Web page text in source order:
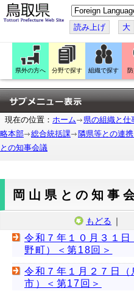
こ
の
ペ
ー
ジ
翻
訳
す
る
読み上げ 大
県外の方へ 分野で探す 組織で探す
現在の位置： ホーム 県の組織と仕
略本部
総合統括課 隣県等との連
との知事会議
岡山県との知事
もどる ｜
令和７年１０月３１日
野町）＜第18回＞
令和７年１月２７日（
市）＜第17回＞